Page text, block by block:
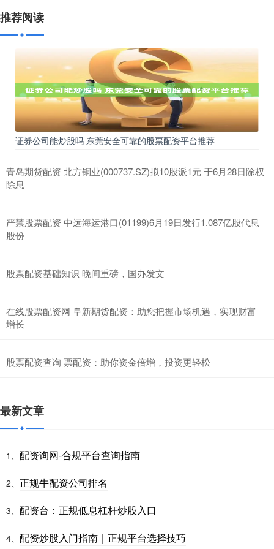
推荐阅读
证券公司能炒股吗 东莞安全可靠的股票配资平台推荐
青岛期货配资 北方铜业(000737.SZ)拟10股派1元 于6月28日除权
除息
严禁股票配资 中远海运港口(01199)6月19日发行1.087亿股代息
股份
股票配资基础知识 晚间重磅，国办发文
在线股票配资网 阜新期货配资：助您把握市场机遇，实现财富
增长
股票配资查询 票配资：助你资金倍增，投资更轻松
最新文章
1、 配资询网-合规平台查询指南
2、 正规牛配资公司排名
3、 配资台：正规低息杠杆炒股入口
4、 配资炒股入门指南｜正规平台选择技巧